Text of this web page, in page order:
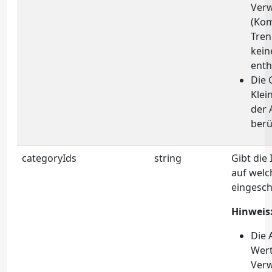
Die
der
categoryIds string
Gibt die
auf
Die